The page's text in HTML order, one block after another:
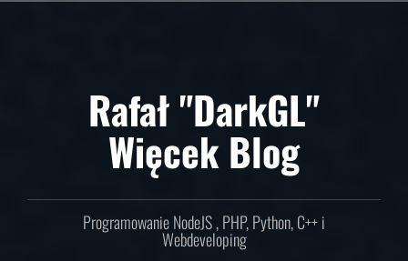
Rafał "DarkGL"
Więcek Blog
Programowanie NodeJS , PHP, Python, C++ i
Webdeveloping